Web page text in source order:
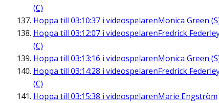
(C)
Hoppa till 03:10:37 i videospelarenMonica Green
Hoppa till 03:12:07 i videospelarenFredrick
(C)
Hoppa till 03:13:16 i videospelarenMonica Green
Hoppa till 03:14:28 i videospelarenFredrick
(C)
Hoppa till 03:15:38 i videospelarenMarie Engström